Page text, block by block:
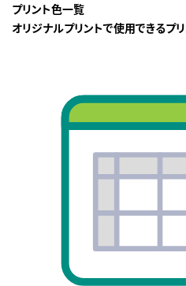
プリント色一覧
オリジナルプリントで使用できるプ